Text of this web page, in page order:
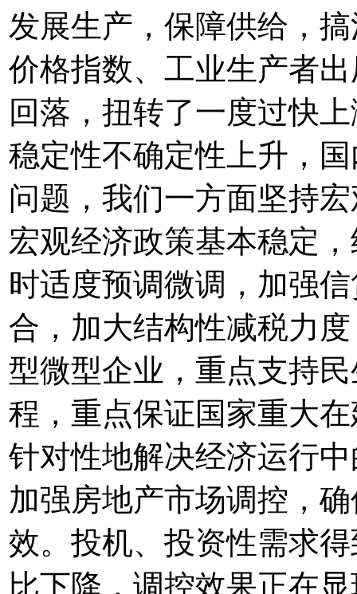
发展生产，保障供给，
价格指数、工业生产者
回落，扭转了一度过快
稳定性不确定性上升，
问题，我们一方面坚持
宏观经济政策基本稳定
时适度预调微调，加强
合，加大结构性减税力
型微型企业，重点支持
程，重点保证国家重大
针对性地解决经济运行
加强房地产市场调控，
效。投机、投资性需求
比下降，调控效果正在